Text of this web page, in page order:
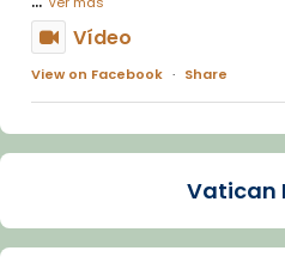
Vídeo
View on Facebook · Share
Arquebisbat de
La Carmina va patir
dos mesos, a l'Estadi
Vatican